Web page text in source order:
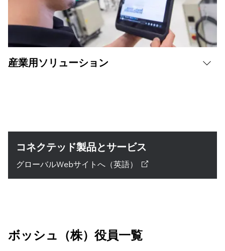
産業用ソリューション
コネクテッド製品とサービス
グローバルWebサイトへ（英語）
ボッシュ（株）役員一覧